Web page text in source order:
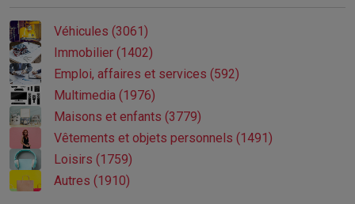
Véhicules (3061)
Immobilier (1402)
Emploi, affaires et services (592)
Multimedia (1976)
Maisons et enfants (3779)
Vêtements et objets personnels (1491)
Loisirs (1759)
Autres (1910)